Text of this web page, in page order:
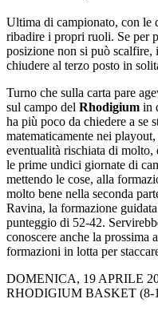
Ultima di campionato, con le
ribadire i propri ruoli. Se per
posizione non si può scalfire,
chiudere al terzo posto in
Turno che sulla carta pare
sul campo del Rhodigium in
ha più poco da chiedere a se
matematicamente nei
eventualità rischiata di molto,
le prime undici giornate di
mettendo le cose, alla
molto bene nella seconda
Ravina, la formazione
punteggio di 52-42.
conoscere anche la
formazioni in lotta per
DOMENICA, 19 APRILE
RHODIGIUM BASKET (8-